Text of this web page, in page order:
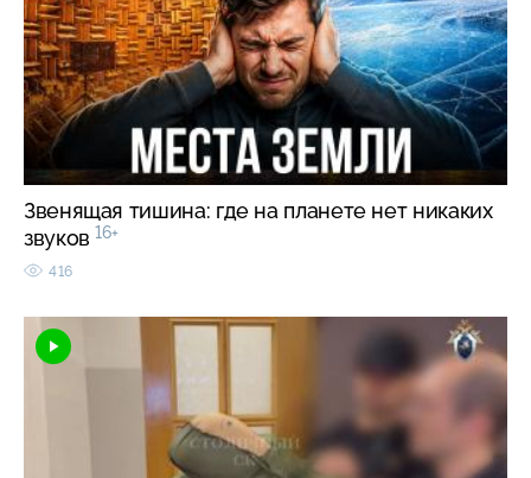
Звенящая тишина: где на планете нет никаких
звуков 16+
416